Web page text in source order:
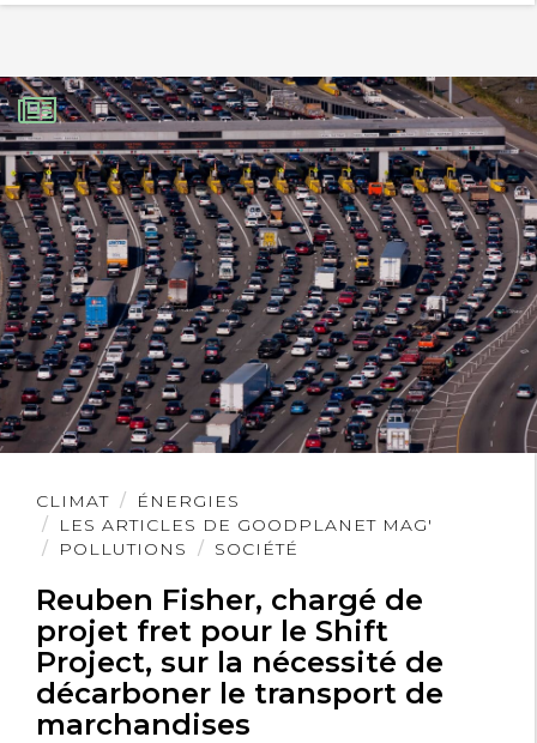
CLIMAT
ÉNERGIES
LES ARTICLES DE GOODPLANET MAG'
POLLUTIONS
SOCIÉTÉ
Reuben Fisher, chargé de
projet fret pour le Shift
Project, sur la nécessité de
décarboner le transport de
marchandises
Lire
l'article